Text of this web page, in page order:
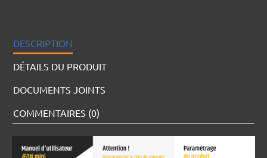
DESCRIPTION
DÉTAILS DU PRODUIT
DOCUMENTS JOINTS
COMMENTAIRES (0)